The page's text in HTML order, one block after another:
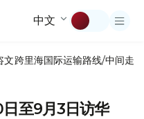
中文
文跨里海国际运输路线/中间走廊
至9月3日访华